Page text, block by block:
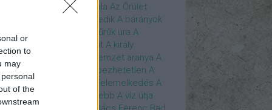
or
to
may
of the
Az igazság hajnala Az Őrület
Az Utolsó Jedik A bárányok
A gyűrűk ura A
és a Darázs
A hobbit A király
A kis hableány A nemzet aranya A
Dame i toronyőr
A sebezhetetlen A
lovag A sötét lovag - Felemelkedés A
nője mindig zöldebb A víz útja